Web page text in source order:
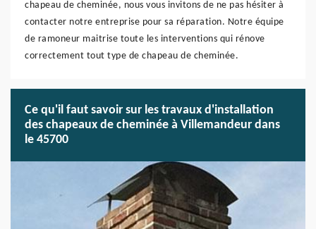
chapeau de cheminée, nous vous invitons de ne pas hésiter à
contacter notre entreprise pour sa réparation. Notre équipe
de ramoneur maitrise toute les interventions qui rénove
correctement tout type de chapeau de cheminée.
Ce qu'il faut savoir sur les travaux d'installation
des chapeaux de cheminée à Villemandeur dans
le 45700